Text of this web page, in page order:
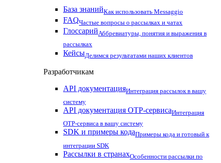
База знанийКак использовать Messaggio
FAQЧастые вопросы о рассылках и чатах
ГлоссарийАббревиатуры, понятия и выражения в
рассылках
КейсыДелимся результатами наших клиентов
Разработчикам
API документацияИнтеграция рассылок в вашу
систему
API документация OTP-сервисаИнтеграция
OTP-сервиса в вашу систему
SDK и примеры кодаПримеры кода и готовый к
интеграции SDK
Рассылки в странахОсобенности рассылки по